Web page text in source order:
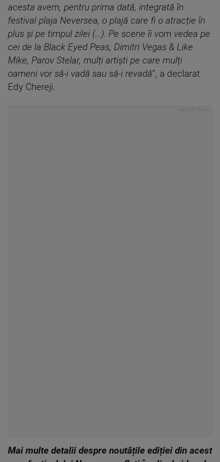
acesta avem, pentru prima dată, integrată în
festival plaja Neversea, o plajă care fi o atracție în
plus și pe timpul zilei (...). Pe scene îi vom vedea pe
cei de la Black Eyed Peas, Dimitri Vegas & Like
Mike, Parov Stelar, mulți artiști pe care mulți
oameni vor să-i vadă sau să-i revadă”, a declarat
Edy Chereji.
Mai multe detalii despre noutățile ediției din acest